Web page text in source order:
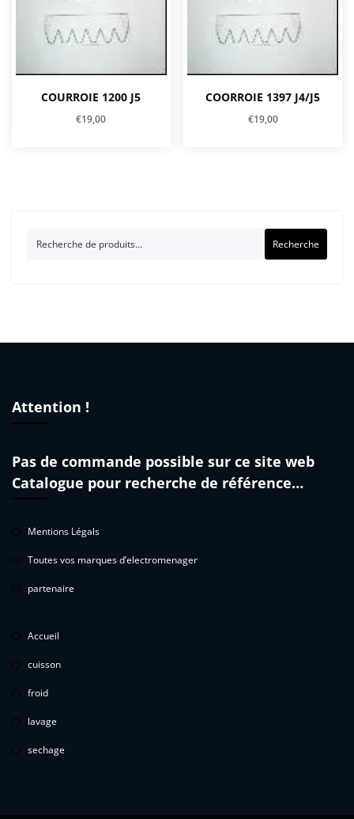
COURROIE 1200 J5
€19,00
COORROIE 1397 J4/J5
€19,00
Recherche
Attention !
Pas de commande possible sur ce site web
Catalogue pour recherche de référence…
Mentions Légals
Toutes vos marques d’electromenager
partenaire
Accueil
cuisson
froid
lavage
sechage